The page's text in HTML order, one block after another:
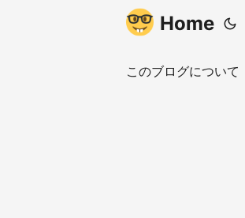
Home
このブログについて